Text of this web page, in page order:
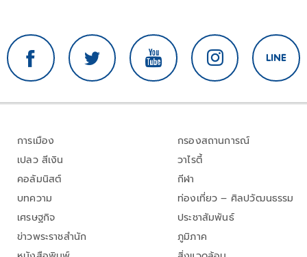
การเมือง
เปลว สีเงิน
คอลัมนิสต์
บทความ
เศรษฐกิจ
ข่าวพระราชสำนัก
กรองสถานการณ์
วาไรตี้
กีฬา
ท่องเที่ยว – ศิลปวัฒนธรรม
ประชาสัมพันธ์
ภูมิภาค